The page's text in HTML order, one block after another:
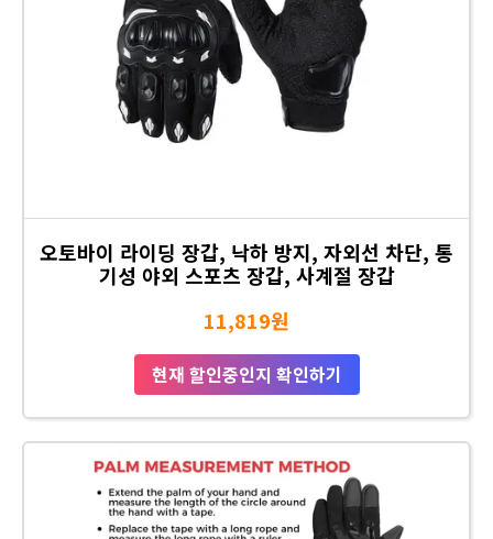
오토바이 라이딩 장갑, 낙하 방지, 자외선 차단, 통
기성 야외 스포츠 장갑, 사계절 장갑
11,819원
현재 할인중인지 확인하기